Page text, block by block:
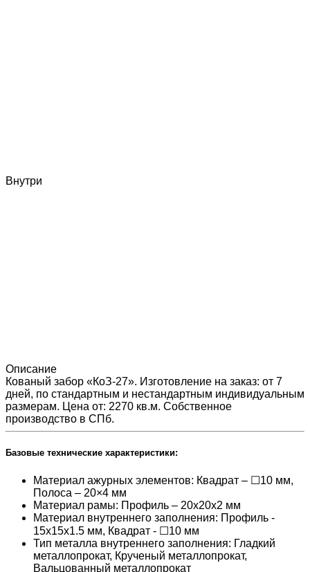
Внутри
Описание
Кованый забор «КоЗ-27». Изготовление на заказ: от 7
дней, по стандартным и нестандартным индивидуальным
размерам. Цена от: 2270 кв.м. Собственное
производство в СПб.
Базовые технические характеристики:
Материал ажурных элементов: Квадрат – ☐10 мм,
Полоса – 20×4 мм
Материал рамы: Профиль – 20х20х2 мм
Материал внутреннего заполнения: Профиль -
15x15x1.5 мм, Квадрат - ☐10 мм
Тип металла внутреннего заполнения: Гладкий
металлопрокат, Крученый металлопрокат,
Вальцованный металлопрокат